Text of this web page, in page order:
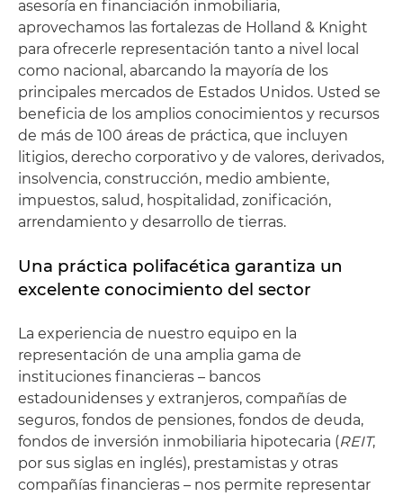
asesoría en financiación inmobiliaria,
aprovechamos las fortalezas de Holland & Knight
para ofrecerle representación tanto a nivel local
como nacional, abarcando la mayoría de los
principales mercados de Estados Unidos. Usted se
beneficia de los amplios conocimientos y recursos
de más de 100 áreas de práctica, que incluyen
litigios, derecho corporativo y de valores, derivados,
insolvencia, construcción, medio ambiente,
impuestos, salud, hospitalidad, zonificación,
arrendamiento y desarrollo de tierras.
Una práctica polifacética garantiza un
excelente conocimiento del sector
La experiencia de nuestro equipo en la
representación de una amplia gama de
instituciones financieras – bancos
estadounidenses y extranjeros, compañías de
seguros, fondos de pensiones, fondos de deuda,
fondos de inversión inmobiliaria hipotecaria (REIT,
por sus siglas en inglés), prestamistas y otras
compañías financieras – nos permite representar